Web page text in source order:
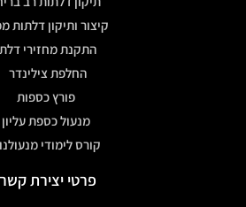
קיצור ותיקון דלתות
התקנת מחזירי דלת
החלפת צילינדר
פורץ כספות
מנעול כספת עליון
קורס לימודי
פרטי יצירת קשר